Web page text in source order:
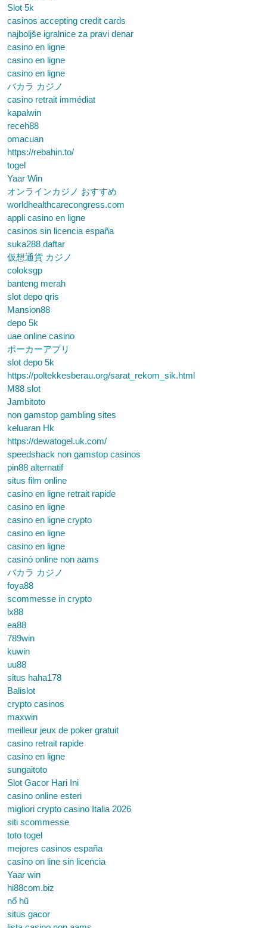
Slot 5k
casinos accepting credit cards
najboljše igralnice za pravi denar
casino en ligne
casino en ligne
casino en ligne
バカラ カジノ
casino retrait immédiat
kapalwin
receh88
omacuan
https://rebahin.to/
togel
Yaar Win
オンラインカジノ おすすめ
worldhealthcarecongress.com
appli casino en ligne
casinos sin licencia españa
suka288 daftar
仮想通貨 カジノ
coloksgp
banteng merah
slot depo qris
Mansion88
depo 5k
uae online casino
ポーカーアプリ
slot depo 5k
https://poltekkesberau.org/sarat_rekom_sik.html
M88 slot
Jambitoto
non gamstop gambling sites
keluaran Hk
https://dewatogel.uk.com/
speedshack non gamstop casinos
pin88 alternatif
situs film online
casino en ligne retrait rapide
casino en ligne
casino en ligne crypto
casino en ligne
casino en ligne
casinò online non aams
バカラ カジノ
foya88
scommesse in crypto
lx88
ea88
789win
kuwin
uu88
situs haha178
Balislot
crypto casinos
maxwin
meilleur jeux de poker gratuit
casino retrait rapide
casino en ligne
sungaitoto
Slot Gacor Hari Ini
casino online esteri
migliori crypto casino Italia 2026
siti scommesse
toto togel
mejores casinos españa
casino on line sin licencia
Yaar win
hi88com.biz
nổ hũ
situs gacor